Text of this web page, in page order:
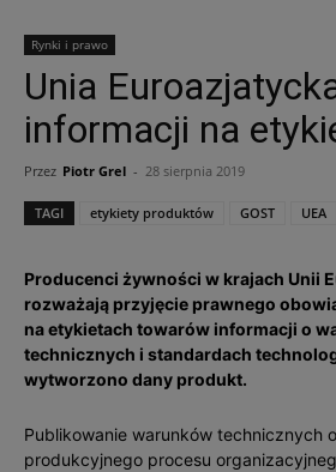
Rynki i prawo
Unia
informacji na
Przez Piotr Grel - 28 sierpnia 2019
TAGI etykiety produktów GOST UEA
Producenci żywności w krajach Unii
rozważają przyjęcie prawnego
na etykietach towarów informacji o
technicznych i standardach
wytworzono dany produkt.
Publikowanie warunków technicznych
produkcyjnego procesu